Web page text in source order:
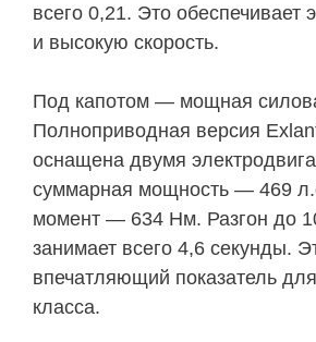
всего 0,21. Это обеспечивает
и высокую скорость.
Под капотом — мощная
Полноприводная версия
оснащена двумя
суммарная мощность — 469
момент — 634 Нм. Разгон до
занимает всего 4,6 секунды.
впечатляющий показатель
класса.